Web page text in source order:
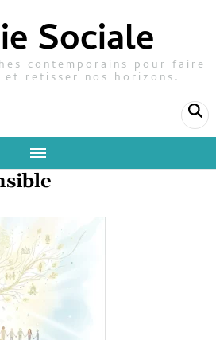
Sociale
contemporains pour faire
et retisser nos horizons.